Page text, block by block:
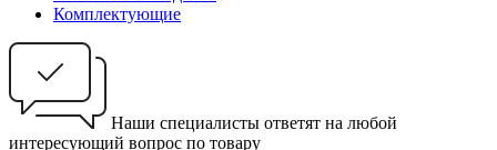
Комплектующие
Наши специалисты ответят на любой
интересующий вопрос по товару